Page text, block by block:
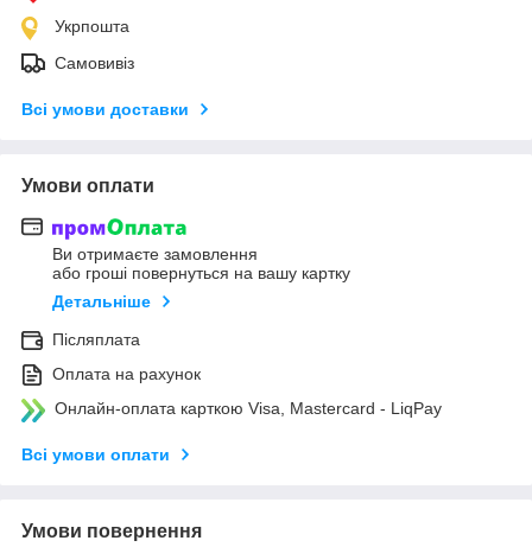
Укрпошта
Самовивіз
Всі умови доставки
Умови оплати
Ви отримаєте замовлення
або гроші повернуться на вашу картку
Детальніше
Післяплата
Оплата на рахунок
Онлайн-оплата карткою Visa, Mastercard - LiqPay
Всі умови оплати
Умови повернення